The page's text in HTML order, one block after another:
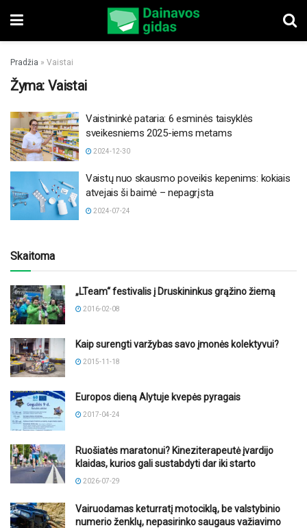
Pradžia » Vaistai
Žyma: Vaistai
Vaistininkė pataria: 6 esminės taisyklės
sveikesniems 2025-iems metams
2024-12-30
Vaistų nuo skausmo poveikis kepenims: kokiais
atvejais ši baimė – nepagrįsta
2024-07-24
Skaitoma
„LTeam“ festivalis į Druskininkus grąžino žiemą
2016-02-08
Kaip surengti varžybas savo įmonės kolektyvui?
2015-11-18
Europos dieną Alytuje kvepės pyragais
2017-04-24
Ruošiatės maratonui? Kineziterapeutė įvardijo
klaidas, kurios gali sustabdyti dar iki starto
2026-07-29
Vairuodamas keturratį motociklą, be valstybinio
numerio ženklų, nepasirinko saugaus važiavimo